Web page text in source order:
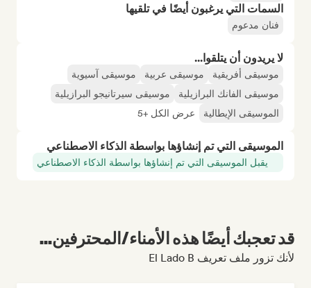
السمات التي يرغبون أيضًا في تلقيها
فنان مدعوم
لا يريدون أن يتلقوا...
موسيقى أفريقية موسيقى عربية
موسيقى آسيوية
موسيقى الفانك البرازيلية
موسيقى سيرتانيجو البرازيلية
الموسيقى الإيطالية
عرض الكل +5
الموسيقى التي تم إنشاؤها بواسطة الذكاء الاصطناعي
يقبل الموسيقى التي تم إنشاؤها بواسطة الذكاء الاصطناعي
قد تعجبك أيضًا هذه الأمناء/المحترفين...
لأنك تزور ملف تعريف El Lado B